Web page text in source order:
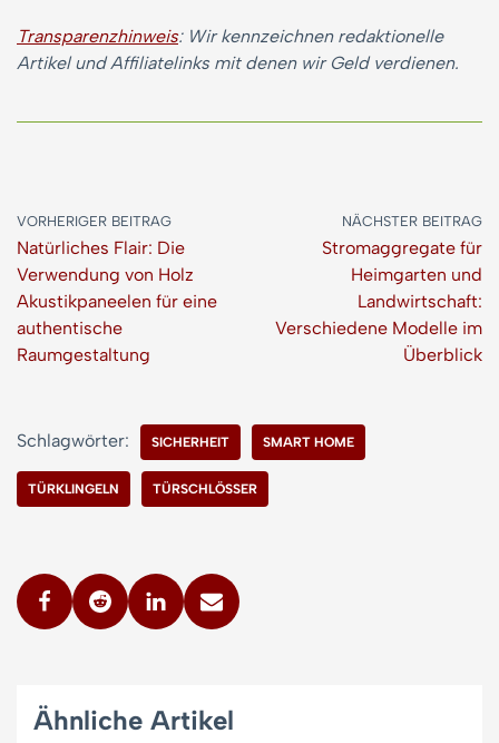
Transparenzhinweis: Wir kennzeichnen redaktionelle
Artikel und Affiliatelinks mit denen wir Geld verdienen.
VORHERIGER BEITRAG
Natürliches Flair: Die
Verwendung von Holz
Akustikpaneelen für eine
authentische
Raumgestaltung
NÄCHSTER BEITRAG
Stromaggregate für
Heimgarten und
Landwirtschaft:
Verschiedene Modelle im
Überblick
Schlagwörter: SICHERHEIT SMART HOME
TÜRKLINGELN TÜRSCHLÖSSER
Ähnliche Artikel